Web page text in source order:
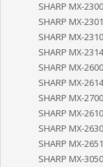
SHARP MX-2300
SHARP MX-2301
SHARP MX-2310
SHARP MX-2314
SHARP MX-2600
SHARP MX-2614
SHARP MX-2700
SHARP MX-2610
SHARP MX-2630
SHARP MX-2651
SHARP MX-3050